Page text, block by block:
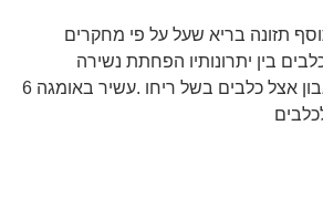
תזונה בריא שעל על פי מחקרים
בין יתרונותיו הפחתת נשירה
בכלבים הגברת התאבון אצל כלבים בשל ריחו .עשיר באומגה 6